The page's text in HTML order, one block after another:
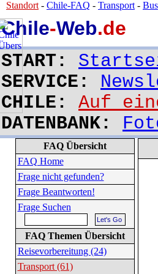
Chile-Web.de
START:
SERVICE:
CHILE: Auf
DATENBANK:
Standort - Chile-FAQ - Transport - Bus
FAQ Übersicht
FAQ Home
Frage nicht gefunden?
Frage Beantworten!
Frage Suchen
FAQ Themen Übersicht
Reisevorbereitung (24)
Transport (61)